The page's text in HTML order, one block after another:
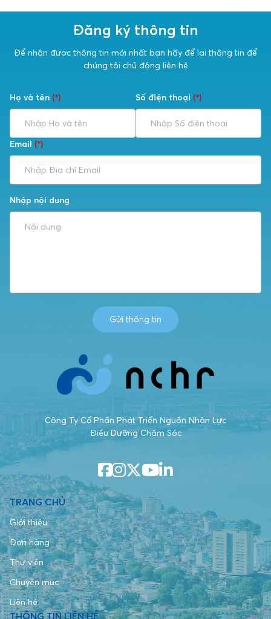
Đăng ký thông tin
Để nhận được thông tin mới nhất bạn hãy để lại thông tin để
chúng tôi chủ động liên hệ
Họ và tên (*) Số điện thoại (*)
Email (*)
Nhập nội dung
Gửi thông tin
Công Ty Cổ Phần Phát Triển Nguồn Nhân Lực
Điều Dưỡng Chăm Sóc
TRANG CHỦ
Giới thiệu
Đơn hàng
Thư viện
Chuyên mục
Liên hệ
THÔNG TIN LIÊN HỆ